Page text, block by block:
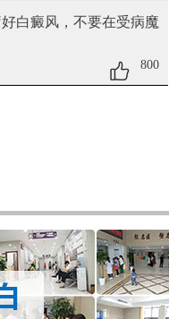
白癜风，不要在受病魔
800